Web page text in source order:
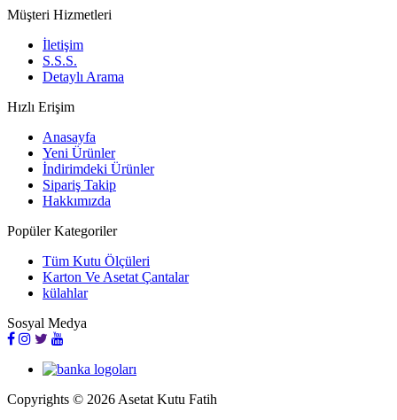
Müşteri Hizmetleri
İletişim
S.S.S.
Detaylı Arama
Hızlı Erişim
Anasayfa
Yeni Ürünler
İndirimdeki Ürünler
Sipariş Takip
Hakkımızda
Popüler Kategoriler
Tüm Kutu Ölçüleri
Karton Ve Asetat Çantalar
külahlar
Sosyal Medya
Copyrights © 2026 Asetat Kutu Fatih